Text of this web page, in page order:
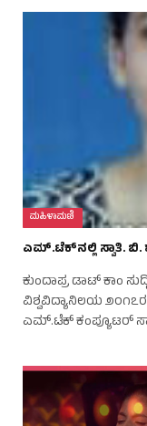
ಮಹಿಳಾಮಣಿ
ಎಮ್.ಟೆಕ್‌ನಲ್ಲಿ ಸ್ವಾತಿ. ಬಿ.
ಕುಂದಾಪ್ರ ಡಾಟ್ ಕಾಂ
ವಿಶ್ವವಿದ್ಯಾನಿಲಯ ೨೦೧೭ರ
ಎಮ್.ಟೆಕ್ ಕಂಪ್ಯೂಟರ್